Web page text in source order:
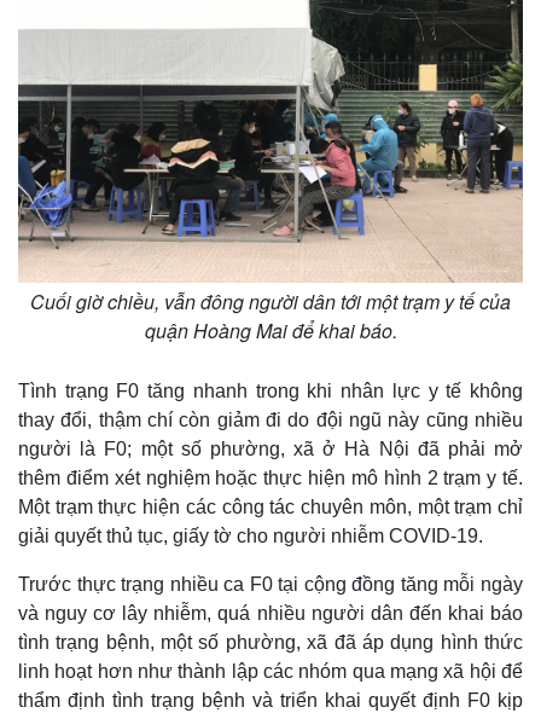
Cuối giờ chiều, vẫn đông người dân tới một trạm y tế của
quận Hoàng Mai để khai báo.
Tình trạng F0 tăng nhanh trong khi nhân lực y tế không
thay đổi, thậm chí còn giảm đi do đội ngũ này cũng nhiều
người là F0; một số phường, xã ở Hà Nội đã phải mở
thêm điểm xét nghiệm hoặc thực hiện mô hình 2 trạm y tế.
Một trạm thực hiện các công tác chuyên môn, một trạm chỉ
giải quyết thủ tục, giấy tờ cho người nhiễm COVID-19.
Trước thực trạng nhiều ca F0 tại cộng đồng tăng mỗi ngày
và nguy cơ lây nhiễm, quá nhiều người dân đến khai báo
tình trạng bệnh, một số phường, xã đã áp dụng hình thức
linh hoạt hơn như thành lập các nhóm qua mạng xã hội để
thẩm định tình trạng bệnh và triển khai quyết định F0 kịp